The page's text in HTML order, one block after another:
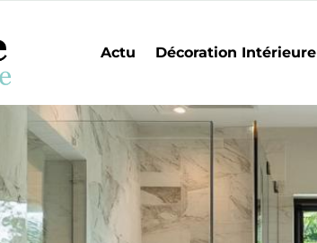
Actu Décoration Intérieure